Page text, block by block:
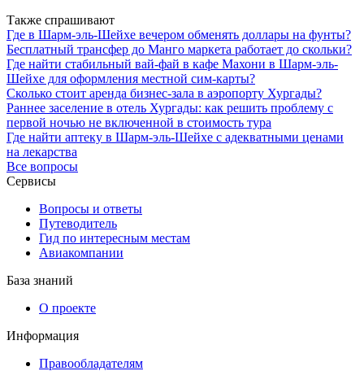
Также спрашивают
Где в Шарм-эль-Шейхе вечером обменять доллары на фунты?
Бесплатный трансфер до Манго маркета работает до скольки?
Где найти стабильный вай-фай в кафе Махони в Шарм-эль-
Шейхе для оформления местной сим-карты?
Сколько стоит аренда бизнес-зала в аэропорту Хургады?
Раннее заселение в отель Хургады: как решить проблему с
первой ночью не включенной в стоимость тура
Где найти аптеку в Шарм-эль-Шейхе с адекватными ценами
на лекарства
Все вопросы
Сервисы
Вопросы и ответы
Путеводитель
Гид по интересным местам
Авиакомпании
База знаний
О проекте
Информация
Правообладателям